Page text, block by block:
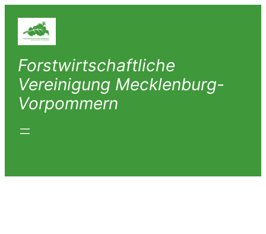
Inhalt
springen
Forstwirtschaftliche
Vereinigung Mecklenburg-
Vorpommern